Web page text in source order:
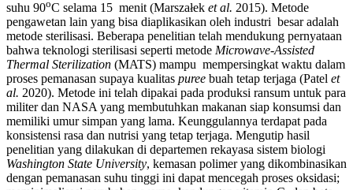
suhu 90oC selama 15 menit (Marszałek et al. 2015). Metode
pengawetan lain yang bisa diaplikasikan oleh industri besar adalah
metode sterilisasi. Beberapa penelitian telah mendukung pernyataan
bahwa teknologi sterilisasi seperti metode Microwave-Assisted
Thermal Sterilization (MATS) mampu mempersingkat waktu dalam
proses pemanasan supaya kualitas puree buah tetap terjaga (Patel et
al. 2020). Metode ini telah dipakai pada produksi ransum untuk para
militer dan NASA yang membutuhkan makanan siap konsumsi dan
memiliki umur simpan yang lama. Keunggulannya terdapat pada
konsistensi rasa dan nutrisi yang tetap terjaga. Mengutip hasil
penelitian yang dilakukan di departemen rekayasa sistem biologi
Washington State University, kemasan polimer yang dikombinasikan
dengan pemanasan suhu tinggi ini dapat mencegah proses oksidasi;